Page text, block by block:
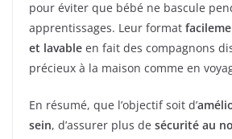
pour éviter que bébé ne bascule
apprentissages. Leur format
et lavable en fait des compagnons
précieux à la maison comme en
En résumé, que l’objectif soit d’
sein, d’assurer plus de sécurité au